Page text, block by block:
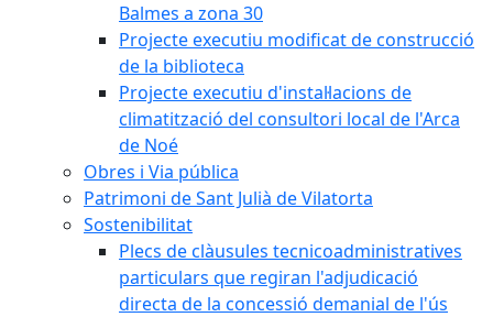
Balmes a zona 30
Projecte executiu modificat de construcció
de la biblioteca
Projecte executiu d'instal·lacions de
climatització del consultori local de l'Arca
de Noé
Obres i Via pública
Patrimoni de Sant Julià de Vilatorta
Sostenibilitat
Plecs de clàusules tecnicoadministratives
particulars que regiran l'adjudicació
directa de la concessió demanial de l'ús